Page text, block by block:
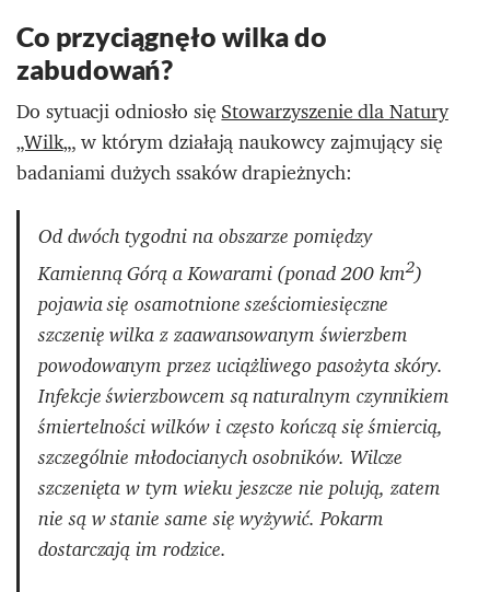
Co przyciągnęło wilka do
zabudowań?
Do sytuacji odniosło sięStowarzyszenie dla Natury
„Wilk„, w którym działają naukowcy zajmujący się
badaniami dużych ssaków drapieżnych:
Od dwóch tygodni na obszarze pomiędzy
Kamienną Górą a Kowarami (ponad 200 km2)
pojawia się osamotnione sześciomiesięczne
szczenię wilka z zaawansowanym świerzbem
powodowanym przez uciążliwego pasożyta skóry.
Infekcje świerzbowcem są naturalnym czynnikiem
śmiertelności wilków i często kończą się śmiercią,
szczególnie młodocianych osobników. Wilcze
szczenięta w tym wieku jeszcze nie polują, zatem
nie są w stanie same się wyżywić. Pokarm
dostarczają im rodzice.